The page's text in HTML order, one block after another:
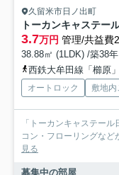
久留米市日ノ出町
トーカンキャステー
3.7万円 管理/共益費
38.88㎡ (1LDK) /築38
西鉄大牟田線「櫛原
オートロック 敷地
「トーカンキャステー
コン・フローリングなど
見る
募集中の部屋